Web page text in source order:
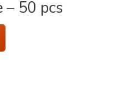
– 50 pcs